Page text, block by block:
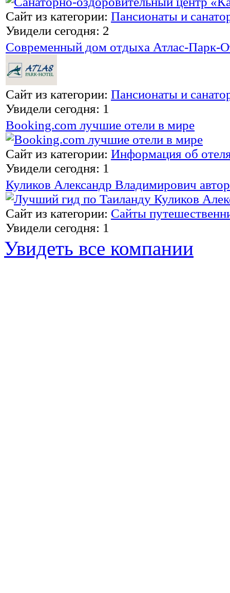
Сайт из категории: Пансионаты и
Увидели сегодня: 2
Современный дом отдыха Атлас-Парк-
Сайт из категории: Пансионаты и
Увидели сегодня: 1
Booking.com лучшие отели в мире
Сайт из категории: Информация об
Увидели сегодня: 1
Куликов Александр Владимирович
Сайт из категории: Сайты
Увидели сегодня: 1
Увидеть все компании